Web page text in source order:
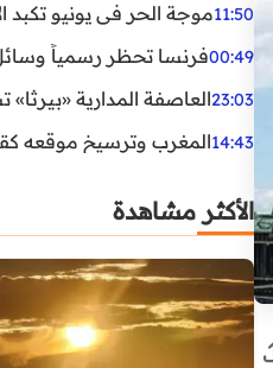
11:50موجة الحر في يونيو تكبد
00:49فرنسا تحظر رسمياً وسائل
23:03العاصفة المدارية
14:43المغرب وترسيخ موقعه
الأكثر مشاهدة